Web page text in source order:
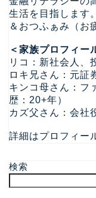
生活を目指します
＆おつふぁみ（お
＜家族プロフィー
リコ：新社会人、
ロキ兄さん：元証
キンコ母さん：フ
歴：20+年）
カズ父さん：会社
詳細はプロフィー
検索